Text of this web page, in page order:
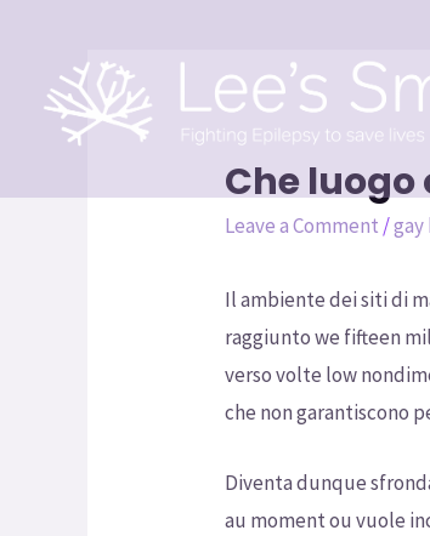
Che
Leave a Comment /
Il ambiente dei siti di
raggiunto we fifteen
verso volte low
che non garantiscono
Diventa dunque
au moment ou vuole